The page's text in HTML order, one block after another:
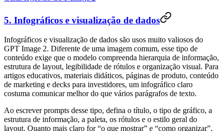
5. Infográficos e visualização de dados
Infográficos e visualização de dados são usos muito valiosos do
GPT Image 2. Diferente de uma imagem comum, esse tipo de
conteúdo exige que o modelo compreenda hierarquia de informação,
estrutura de layout, legibilidade de rótulos e organização visual. Para
artigos educativos, materiais didáticos, páginas de produto, conteúdo
de marketing e decks para investidores, um infográfico claro
costuma comunicar melhor do que vários parágrafos de texto.
Ao escrever prompts desse tipo, defina o título, o tipo de gráfico, a
estrutura de informação, a paleta, os rótulos e o estilo geral do
layout. Quanto mais claro for “o que mostrar” e “como organizar”,